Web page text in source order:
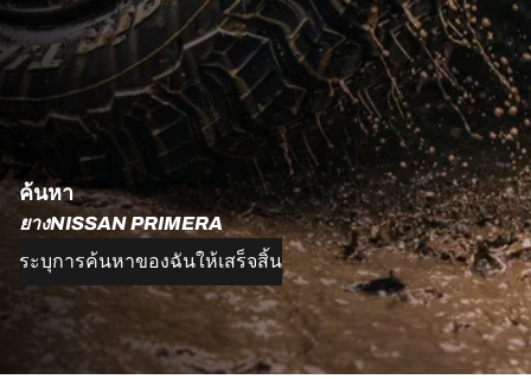
ค้นหา
ยางNISSAN PRIMERA
ระบุการค้นหาของฉันให้เสร็จสิ้น